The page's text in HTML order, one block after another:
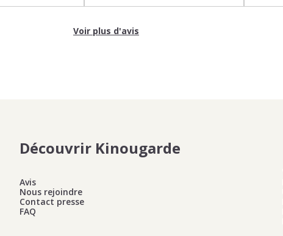
Voir plus d'avis
Découvrir Kinougarde
Avis
Nous rejoindre
Contact presse
FAQ